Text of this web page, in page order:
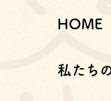
HOME
私たち